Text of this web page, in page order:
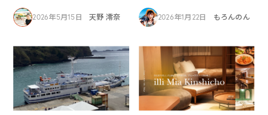
2026年5月15日 天野 澪奈 2026年1月22日 もろんのん